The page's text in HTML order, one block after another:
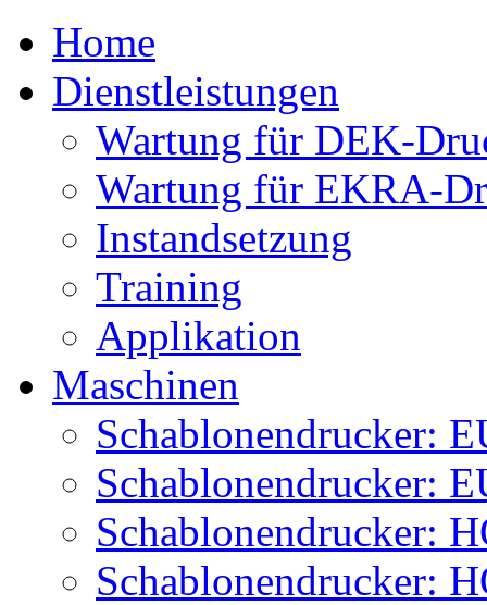
Home
Dienstleistungen
Wartung für DEK-
Wartung für EKRA-
Instandsetzung
Training
Applikation
Maschinen
Schablonendrucker:
Schablonendrucker:
Schablonendrucker:
Schablonendrucker: